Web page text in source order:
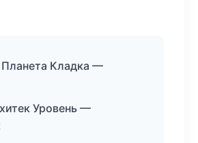
Кладка —
Уровень —